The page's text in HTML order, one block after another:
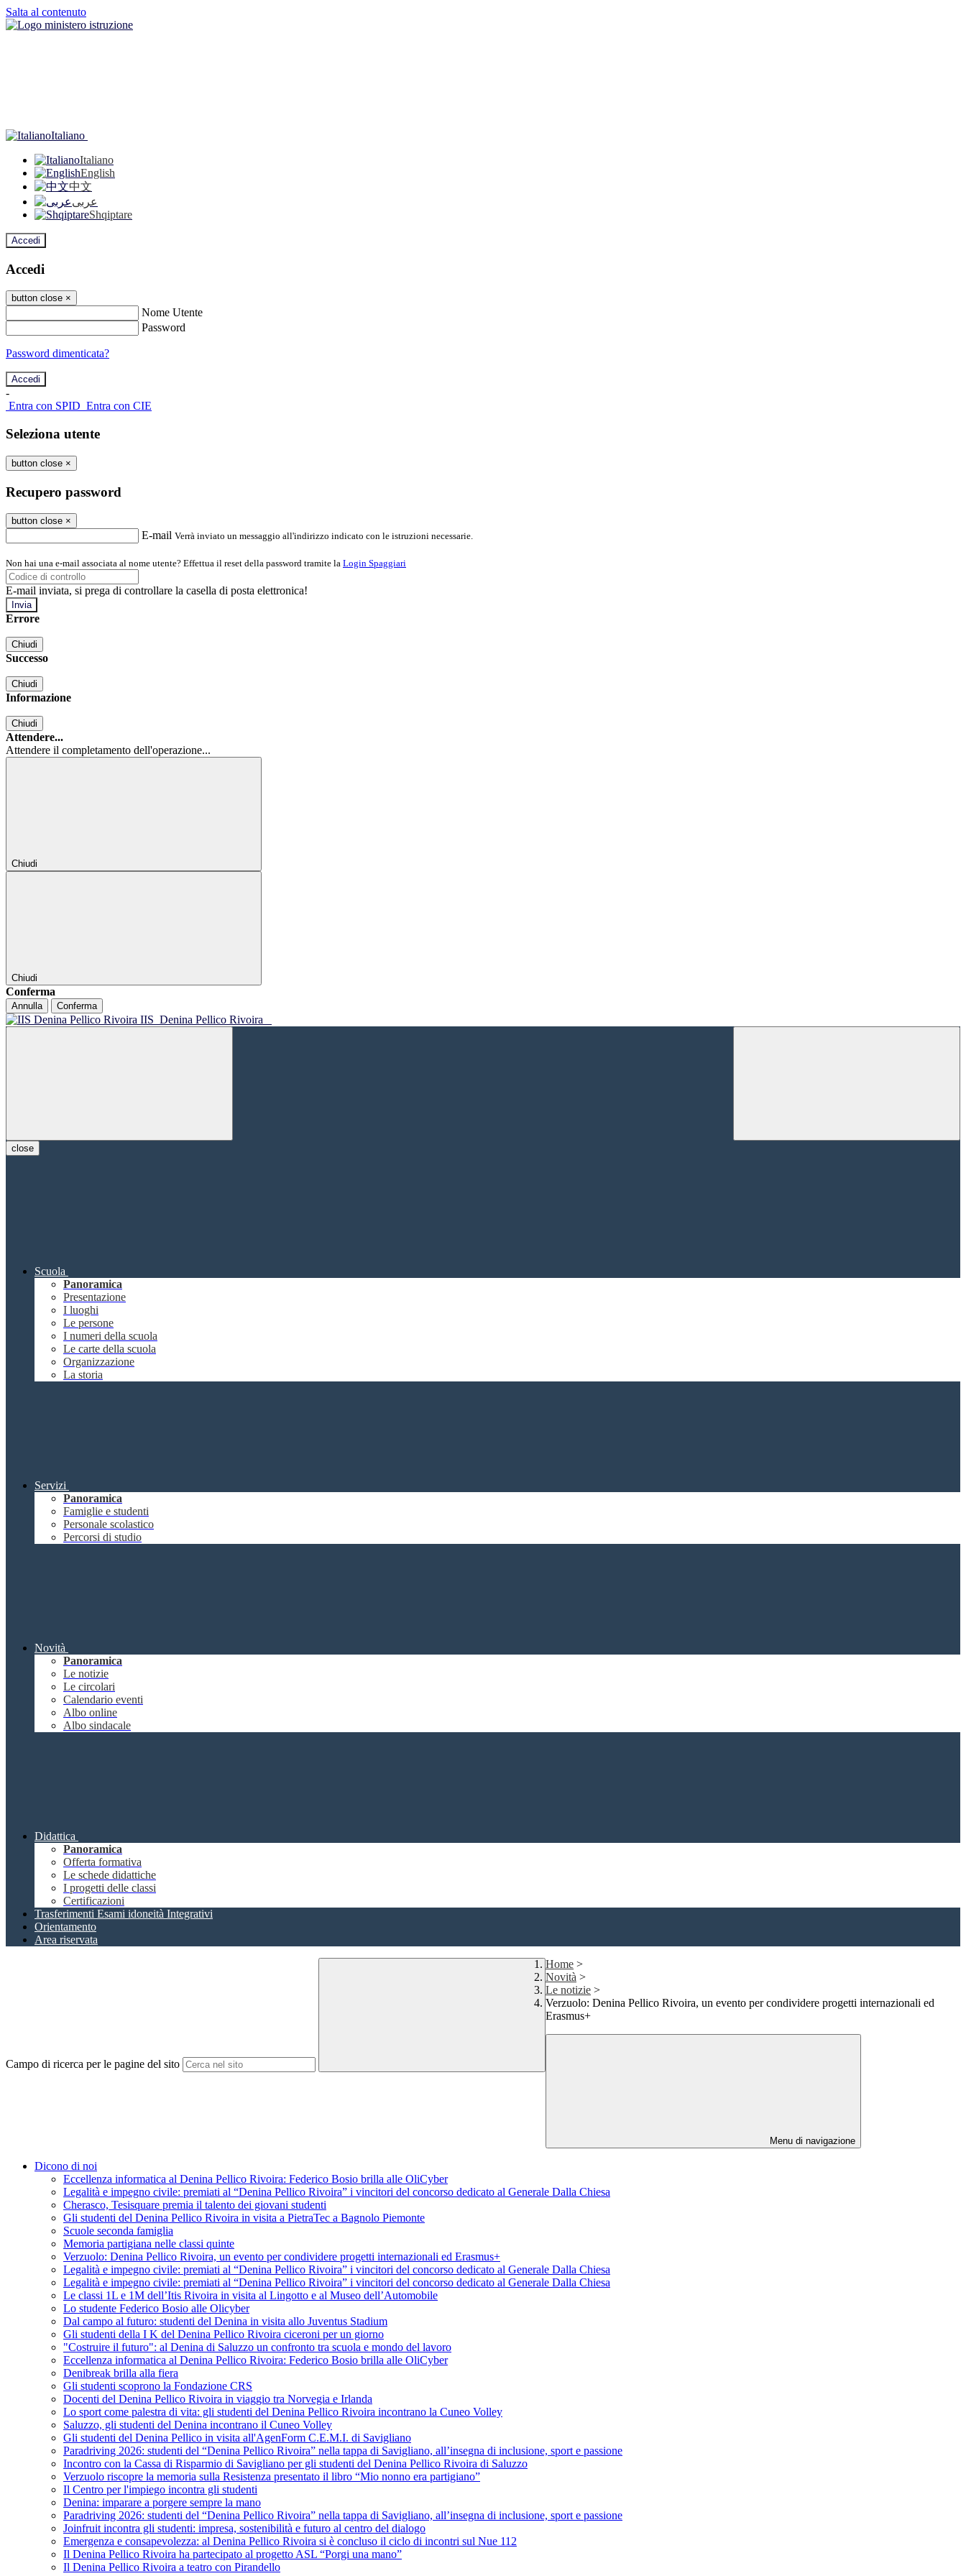
Salta al contenuto
Italiano
Italiano
English
中文
عربى
Shqiptare
Accedi
Accedi
button close ×
Nome Utente
Password
Password dimenticata?
-
Entra con SPID Entra con CIE
Seleziona utente
button close ×
Recupero password
button close ×
E-mail Verrà inviato un messaggio all'indirizzo indicato con le istruzioni necessarie.
Non hai una e-mail associata al nome utente? Effettua il reset della password tramite la Login Spaggiari
E-mail inviata, si prega di controllare la casella di posta elettronica!
Errore
Chiudi
Successo
Chiudi
Informazione
Chiudi
Attendere...
Attendere il completamento dell'operazione...
Chiudi
Chiudi
Conferma
Annulla Conferma
IIS Denina Pellico Rivoira
close
Scuola
Panoramica
Presentazione
I luoghi
Le persone
I numeri della scuola
Le carte della scuola
Organizzazione
La storia
Servizi
Panoramica
Famiglie e studenti
Personale scolastico
Percorsi di studio
Novità
Panoramica
Le notizie
Le circolari
Calendario eventi
Albo online
Albo sindacale
Didattica
Panoramica
Offerta formativa
Le schede didattiche
I progetti delle classi
Certificazioni
Trasferimenti Esami idoneità Integrativi
Orientamento
Area riservata
Campo di ricerca per le pagine del sito
Home >
Novità >
Le notizie >
Verzuolo: Denina Pellico Rivoira, un evento per condividere progetti internazionali ed
Erasmus+
Menu di navigazione
Dicono di noi
Eccellenza informatica al Denina Pellico Rivoira: Federico Bosio brilla alle OliCyber
Legalità e impegno civile: premiati al “Denina Pellico Rivoira” i vincitori del concorso dedicato al Generale Dalla Chiesa
Cherasco, Tesisquare premia il talento dei giovani studenti
Gli studenti del Denina Pellico Rivoira in visita a PietraTec a Bagnolo Piemonte
Scuole seconda famiglia
Memoria partigiana nelle classi quinte
Verzuolo: Denina Pellico Rivoira, un evento per condividere progetti internazionali ed Erasmus+
Legalità e impegno civile: premiati al “Denina Pellico Rivoira” i vincitori del concorso dedicato al Generale Dalla Chiesa
Legalità e impegno civile: premiati al “Denina Pellico Rivoira” i vincitori del concorso dedicato al Generale Dalla Chiesa
Le classi 1L e 1M dell’Itis Rivoira in visita al Lingotto e al Museo dell’Automobile
Lo studente Federico Bosio alle Olicyber
Dal campo al futuro: studenti del Denina in visita allo Juventus Stadium
Gli studenti della I K del Denina Pellico Rivoira ciceroni per un giorno
"Costruire il futuro": al Denina di Saluzzo un confronto tra scuola e mondo del lavoro
Eccellenza informatica al Denina Pellico Rivoira: Federico Bosio brilla alle OliCyber
Denibreak brilla alla fiera
Gli studenti scoprono la Fondazione CRS
Docenti del Denina Pellico Rivoira in viaggio tra Norvegia e Irlanda
Lo sport come palestra di vita: gli studenti del Denina Pellico Rivoira incontrano la Cuneo Volley
Saluzzo, gli studenti del Denina incontrano il Cuneo Volley
Gli studenti del Denina Pellico in visita all'AgenForm C.E.M.I. di Savigliano
Paradriving 2026: studenti del “Denina Pellico Rivoira” nella tappa di Savigliano, all’insegna di inclusione, sport e passione
Incontro con la Cassa di Risparmio di Savigliano per gli studenti del Denina Pellico Rivoira di Saluzzo
Verzuolo riscopre la memoria sulla Resistenza presentato il libro “Mio nonno era partigiano”
Il Centro per l'impiego incontra gli studenti
Denina: imparare a porgere sempre la mano
Paradriving 2026: studenti del “Denina Pellico Rivoira” nella tappa di Savigliano, all’insegna di inclusione, sport e passione
Joinfruit incontra gli studenti: impresa, sostenibilità e futuro al centro del dialogo
Emergenza e consapevolezza: al Denina Pellico Rivoira si è concluso il ciclo di incontri sul Nue 112
Il Denina Pellico Rivoira ha partecipato al progetto ASL “Porgi una mano”
Il Denina Pellico Rivoira a teatro con Pirandello